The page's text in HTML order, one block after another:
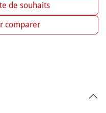
comparer
de souhaits